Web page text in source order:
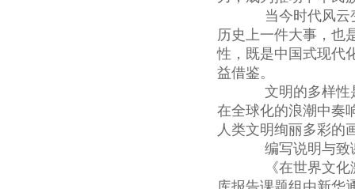
当今时代风云变
历史上一件大事，也
性，既是中国式现代
益借鉴。
文明的多样性是
在全球化的浪潮中奏
人类文明绚丽多彩的
编写说明与致
《在世界文化